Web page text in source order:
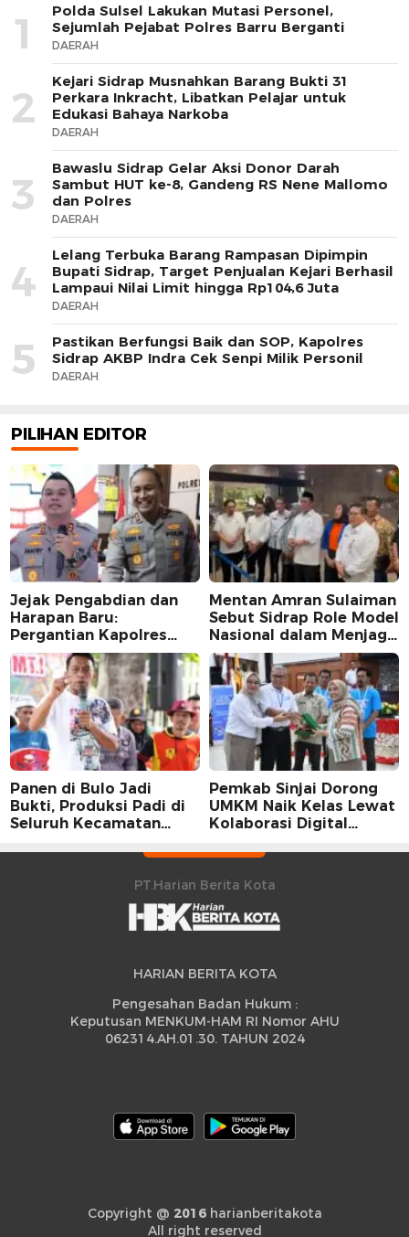
1
Polda Sulsel Lakukan Mutasi Personel,
Sejumlah Pejabat Polres Barru Berganti
DAERAH
2
Kejari Sidrap Musnahkan Barang Bukti 31
Perkara Inkracht, Libatkan Pelajar untuk
Edukasi Bahaya Narkoba
DAERAH
3
Bawaslu Sidrap Gelar Aksi Donor Darah
Sambut HUT ke-8, Gandeng RS Nene Mallomo
dan Polres
DAERAH
4
Lelang Terbuka Barang Rampasan Dipimpin
Bupati Sidrap, Target Penjualan Kejari Berhasil
Lampaui Nilai Limit hingga Rp104,6 Juta
DAERAH
5
Pastikan Berfungsi Baik dan SOP, Kapolres
Sidrap AKBP Indra Cek Senpi Milik Personil
DAERAH
PILIHAN EDITOR
Jejak Pengabdian dan
Harapan Baru:
Pergantian Kapolres
Sidrap dalam Perspektif
Karier Dua Perwira
Mentan Amran Sulaiman
Sebut Sidrap Role Model
Nasional dalam Menjaga
Stabilitas Harga Telur
Panen di Bulo Jadi
Bukti, Produksi Padi di
Seluruh Kecamatan
Peningkatan
Pemkab Sinjai Dorong
UMKM Naik Kelas Lewat
Kolaborasi Digital
PT.Harian Berita Kota
HARIAN BERITA KOTA
Pengesahan Badan Hukum :
Keputusan MENKUM-HAM RI Nomor AHU
062314.AH.01.30. TAHUN 2024
Copyright @ 2016harianberitakota
All right reserved